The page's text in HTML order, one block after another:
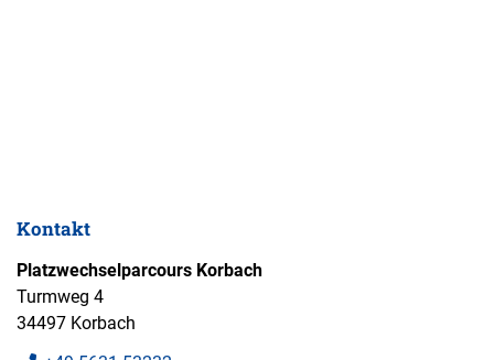
Kontakt
Platzwechselparcours Korbach
Turmweg 4
34497 Korbach